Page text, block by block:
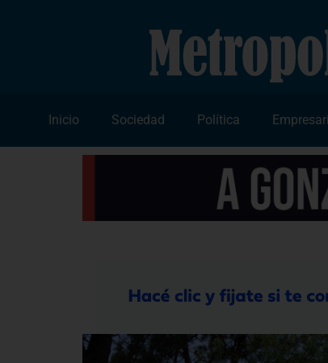
Inicio Sociedad Política